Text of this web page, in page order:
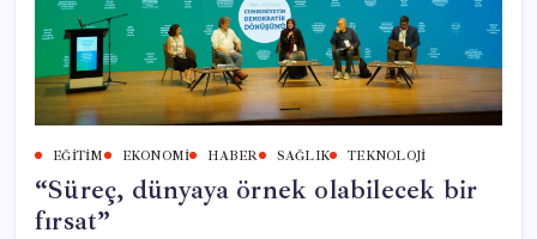
EĞITIM EKONOMI HABER SAĞLIK TEKNOLOJI
“Süreç, dünyaya örnek olabilecek bir
fırsat”